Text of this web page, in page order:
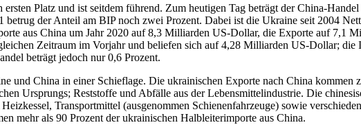
Platz und ist seitdem führend. Zum heu­ti­gen Tag beträgt der China-
betrug der Anteil am BIP noch zwei Prozent. Dabei ist die Ukraine seit 2004
aus China um Jahr 2020 auf 8,3 Mil­li­ar­den US-Dollar, die Exporte auf 7,1
Zeit­raum im Vorjahr und belie­fen sich auf 4,28 Mil­li­ar­den US-Dollar; die
beträgt jedoch nur 0,6 Prozent.
und China in einer Schief­lage. Die ukrai­ni­schen Exporte nach China kommen
Ursprungs; Rest­stoffe und Abfälle aus der Lebens­mit­tel­in­dus­trie. Die
Trans­port­mit­tel (aus­ge­nom­men Schie­nen­fahr­zeuge) sowie
mehr als 90 Prozent der ukrai­ni­schen Halb­lei­ter­im­porte aus China.